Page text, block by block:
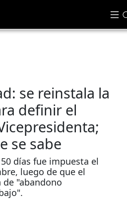
se reinstala la
definir el
se sabe
días fue impuesta el
luego de que el
de "abandono